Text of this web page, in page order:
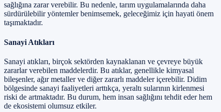
sağlığına zarar verebilir. Bu nedenle, tarım uygulamalarında daha
sürdürülebilir yöntemler benimsemek, geleceğimiz için hayati önem
taşımaktadır.
Sanayi Atıkları
Sanayi atıkları, birçok sektörden kaynaklanan ve çevreye büyük
zararlar verebilen maddelerdir. Bu atıklar, genellikle kimyasal
bileşenler, ağır metaller ve diğer zararlı maddeler içerebilir. Didim
bölgesinde sanayi faaliyetleri arttıkça, yeraltı sularının kirlenmesi
riski de artmaktadır. Bu durum, hem insan sağlığını tehdit eder hem
de ekosistemi olumsuz etkiler.